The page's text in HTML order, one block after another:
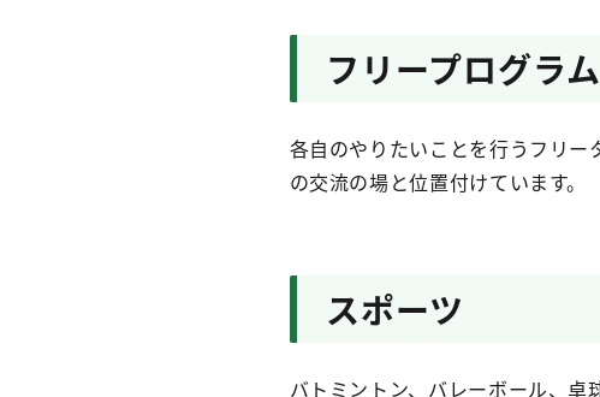
フリープログラム
各自のやりたいことを行うフリ
の交流の場と位置付けています。
スポーツ
バトミントン、バレーボール、